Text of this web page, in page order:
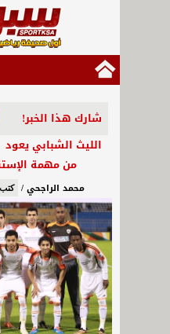
شارك هذا الخبر!
الليث الشبابي يعود
من مهمة
محمد الراجحي / كتب في 25/